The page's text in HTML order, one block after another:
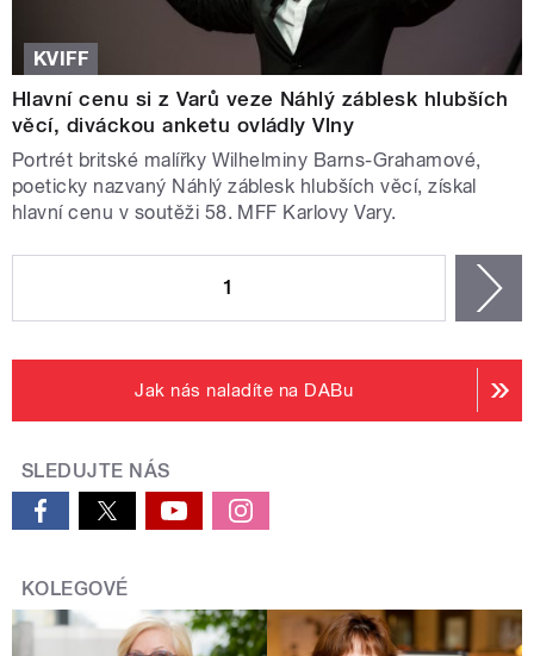
KVIFF
Hlavní cenu si z Varů veze Náhlý záblesk hlubších
věcí, diváckou anketu ovládly Vlny
Portrét britské malířky Wilhelminy Barns-Grahamové,
poeticky nazvaný Náhlý záblesk hlubších věcí, získal
hlavní cenu v soutěži 58. MFF Karlovy Vary.
1
Jak nás naladíte na DABu
SLEDUJTE NÁS
KOLEGOVÉ